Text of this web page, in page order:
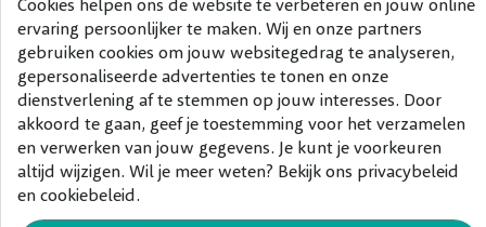
Cookies helpen ons de website te verbeteren en jouw online
ervaring persoonlijker te maken. Wij en onze partners
gebruiken cookies om jouw websitegedrag te analyseren,
gepersonaliseerde advertenties te tonen en onze
dienstverlening af te stemmen op jouw interesses. Door
akkoord te gaan, geef je toestemming voor het verzamelen
en verwerken van jouw gegevens. Je kunt je voorkeuren
altijd wijzigen. Wil je meer weten? Bekijk ons privacybeleid
en cookiebeleid.
Grapefruitboom
€ 38,50
Kamer
Sinaasappelboom
€ 99,50